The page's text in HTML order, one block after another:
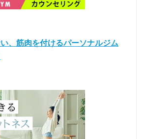
、筋肉を付けるパーソナルジム